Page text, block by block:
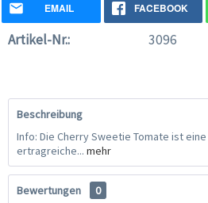
EMAIL FACEBOOK
Artikel-Nr.: 3096
Beschreibung
Info: Die Cherry Sweetie Tomate ist
ertragreiche... mehr
Bewertungen
0